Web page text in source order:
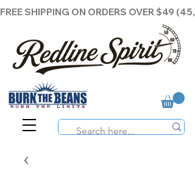
FREE SHIPPING ON ORDERS OVER $49